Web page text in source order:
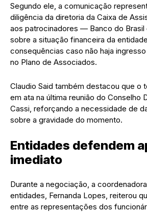
Segundo ele, a comunicação
diligência da diretoria da Caixa de
aos patrocinadores — Banco do
sobre a situação financeira da
consequências caso não haja
no Plano de Associados.
Claudio Said também destacou que o
em ata na última reunião do Conselho
Cassi, reforçando a necessidade de
sobre a gravidade do momento.
Entidades defendem
imediato
Durante a negociação, a
entidades, Fernanda Lopes, reiterou
entre as representações dos